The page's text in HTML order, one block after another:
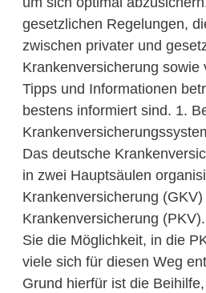
gesetzlichen Regelungen,
zwischen privater und
Krankenversicherung sowie
Tipps und Informationen
bestens informiert sind. 1.
Das deutsche
in zwei Hauptsäulen
Krankenversicherung
Krankenversicherung
Sie die Möglichkeit, in die
viele sich für diesen Weg
Grund hierfür ist die